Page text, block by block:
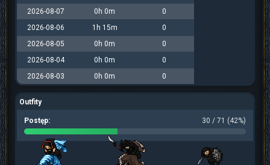
2026-08-07
0h 0m
0
2026-08-06
1h 15m
0
2026-08-05
0h 0m
0
2026-08-04
0h 0m
0
2026-08-03
0h 0m 0
Outfity
Postęp: 30 / 71 (42%)